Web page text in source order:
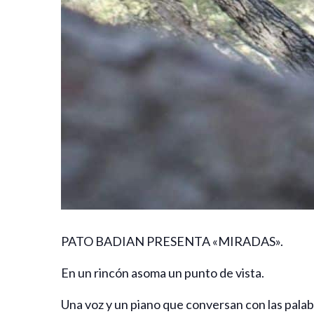
PATO BADIAN PRESENTA «MIRADAS».
En un rincón asoma un punto de vista.
Una voz y un piano que conversan con las